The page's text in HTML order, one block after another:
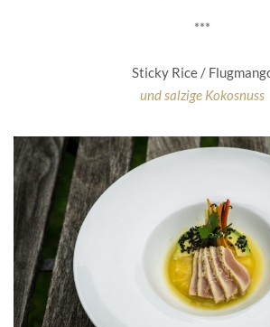
***
Sticky Rice /
und salzige Kokosnuss